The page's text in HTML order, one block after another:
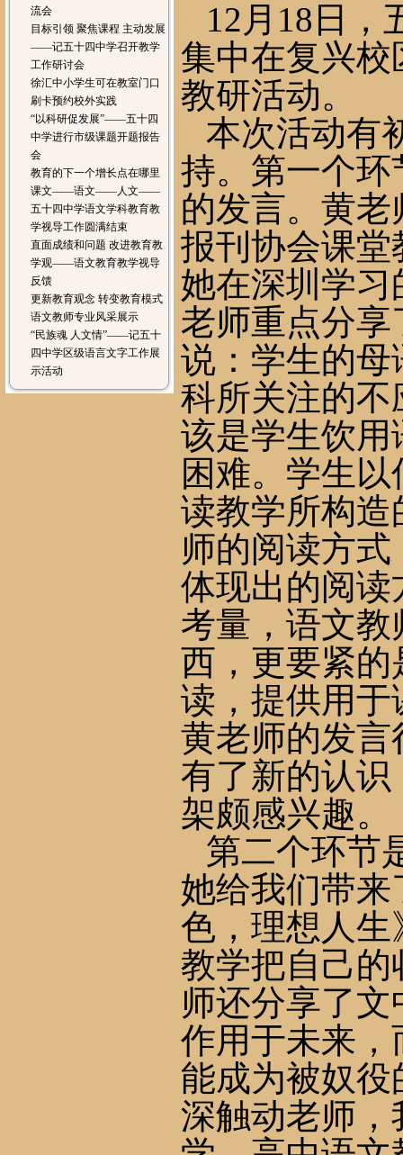
流会
目标引领 聚焦课程 主动发展
——记五十四中学召开教学
工作研讨会
徐汇中小学生可在教室门口
刷卡预约校外实践
“以科研促发展”——五十四
中学进行市级课题开题报告
会
教育的下一个增长点在哪里
课文——语文——人文——
五十四中学语文学科教育教
学视导工作圆满结束
直面成绩和问题 改进教育教
学观——语文教育教学视导
反馈
更新教育观念 转变教育模式
语文教师专业风采展示
“民族魂 人文情”——记五十
四中学区级语言文字工作展
示活动
12 月 18 日
集中在复兴校
教研活动。
本次活动有
持。第一个
的发言。 黄老
报刊协会课
她在深圳学
老师重点分
说：学生的
科所关注的
该是学生饮
困难。学生
读教学所构
师的阅读方
体现出的阅
考量，语文
西，更要紧
读，提供用
黄老师的发言
有了新的认
架颇感兴趣。
第二个环节
她给我们带
色，理想人生
教学把自己
师还分享了
作用于未来
能成为被奴役
深触动老师